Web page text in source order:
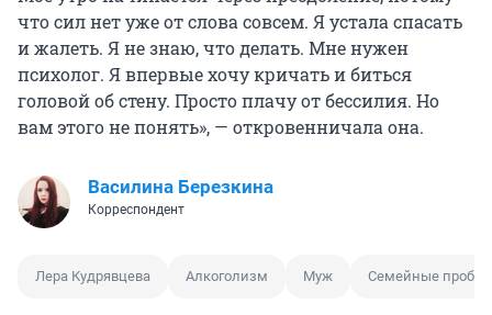
что сил нет уже от слова совсем. Я устала спасать
и жалеть. Я не знаю, что делать. Мне нужен
психолог. Я впервые хочу кричать и биться
головой об стену. Просто плачу от бессилия. Но
вам этого не понять», — откровенничала она.
Василина Березкина
Корреспондент
Лера Кудрявцева Алкоголизм Муж Семейные